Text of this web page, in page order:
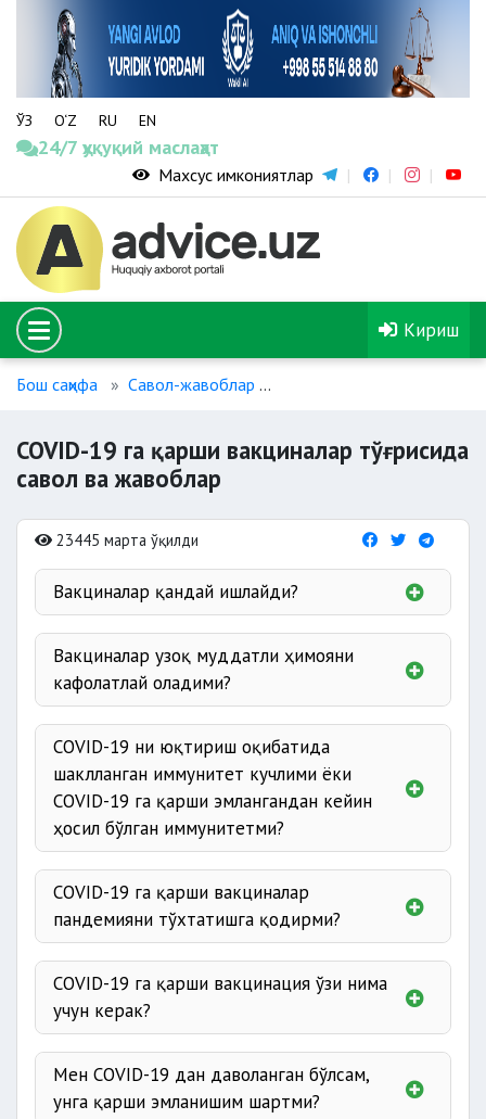
ЎЗ O‘Z RU EN
24/7 ҳуқуқий маслаҳат
Махсус имкониятлар
Кириш
Бош саҳифа Савол-жавоблар
COVID-19 га қарши вакциналар тўғрисида
савол ва жавоблар
23445 марта ўқилди
Вакциналар қандай ишлайди?
Вакциналар узоқ муддатли ҳимояни
кафолатлай оладими?
COVID-19 ни юқтириш оқибатида
шаклланган иммунитет кучлими ёки
COVID-19 га қарши эмлангандан кейин
ҳосил бўлган иммунитетми?
COVID-19 га қарши вакциналар
пандемияни тўхтатишга қодирми?
COVID-19 га қарши вакцинация ўзи нима
учун керак?
Мен COVID-19 дан даволанган бўлсам,
унга қарши эмланишим шартми?